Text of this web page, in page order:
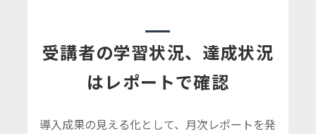
受講者の学習状況、達成状況
はレポートで確認
導入成果の見える化として、月次レポートを発